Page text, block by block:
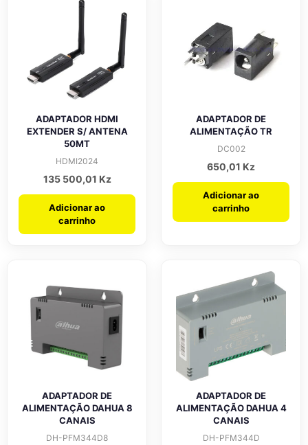
ADAPTADOR HDMI
EXTENDER S/ ANTENA
50MT
HDMI2024
135 500,01 Kz
Adicionar ao
carrinho
ADAPTADOR DE
ALIMENTAÇÃO TR
DC002
650,01 Kz
Adicionar ao
carrinho
ADAPTADOR DE
ALIMENTAÇÃO DAHUA 8
CANAIS
DH-PFM344D8
ADAPTADOR DE
ALIMENTAÇÃO DAHUA 4
CANAIS
DH-PFM344D